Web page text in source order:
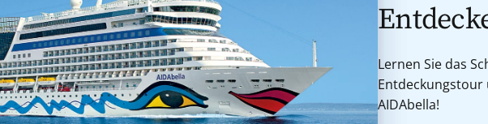
Lernen Sie das
Entdeckungstour
AIDAbella!